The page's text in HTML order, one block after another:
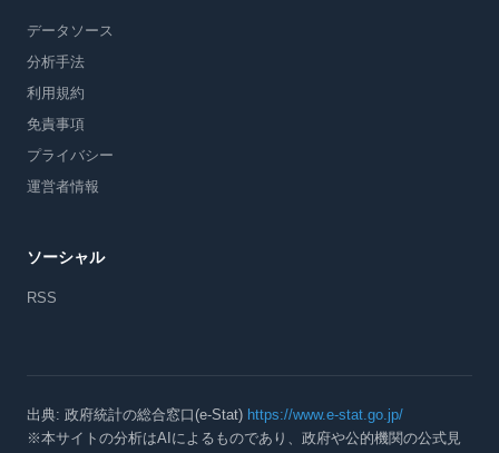
データソース
分析手法
利用規約
免責事項
プライバシー
運営者情報
ソーシャル
RSS
出典: 政府統計の総合窓口(e-Stat) https://www.e-stat.go.jp/
※本サイトの分析はAIによるものであり、政府や公的機関の公式見